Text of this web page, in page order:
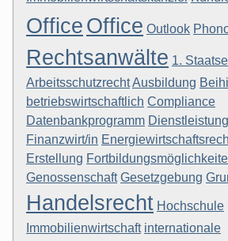
Office Office Outlook
Rechtsanwälte 1.
ArbeitsschutzrechtAusbildung
betriebswirtschaftlich Compliance
Datenbankprogramm Dienstleistung
Finanzwirt/in
Erstellung
Genossenschaft Gesetzgebung
Handelsrecht Hochschule
Immobilienwirtschaft internationale